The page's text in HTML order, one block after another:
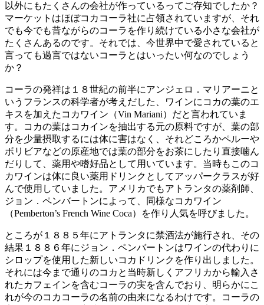
以外にもたくさんの会社が作っているってご存知でしたか？
マーケットはほぼコカコーラ社に占領されていますが、それ
でも今でも昔ながらのコーラを作り続けている小さな会社が
たくさんあるのです。それでは、今世界中で愛されていると
言っても過言ではないコーラとはいったい何なのでしょう
か？
コーラの発祥は１８世紀の前半にアンジェロ．マリアーニと
いうフランスの科学者が考えだした、ワインにコカの葉のエ
キスを加えたコカワイン（Vin Mariani）だと言われていま
す。コカの葉はコカインを抽出する元の原料ですが、葉の部
分を少量摂取するには体に害はなく、それどころかペルーや
ボリビアなどの原産地では葉の部分をお茶にしたり直接噛ん
だりして、薬用や嗜好品として用いています。当時もこのコ
カワインは体に良い薬用ドリンクとしてアッパークラスが好
んで使用していました。アメリカでもアトランタの薬剤師、
ジョン．ペンバートンによって、同様なコカワイン
（Pemberton’s French Wine Coca）を作り人気を呼びました。
ところが１８８５年にアトランタに禁酒法が施行され、その
結果１８８６年にジョン．ペンバートンはワインの代わりに
シロップを使用した新しいコカドリンクを作り出しました。
それには今まで通りのコカと当時新しくアフリカから輸入さ
れたカフェインを含むコーラの実を含んでおり、明らかにこ
れが今のコカコーラの名前の由来になるわけです。コーラの